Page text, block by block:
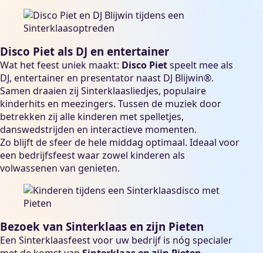
Disco Piet als DJ en entertainer
Wat het feest uniek maakt: Disco Pietspeelt mee als
DJ, entertainer en presentator naast DJ Blijwin®.
Samen draaien zij Sinterklaasliedjes, populaire
kinderhits en meezingers. Tussen de muziek door
betrekken zij alle kinderen met spelletjes,
danswedstrijden en interactieve momenten.
Zo blijft de sfeer de hele middag optimaal. Ideaal voor
een bedrijfsfeest waar zowel kinderen als
volwassenen van genieten.
Bezoek van Sinterklaas en zijn Pieten
Een Sinterklaasfeest voor uw bedrijf is nóg specialer